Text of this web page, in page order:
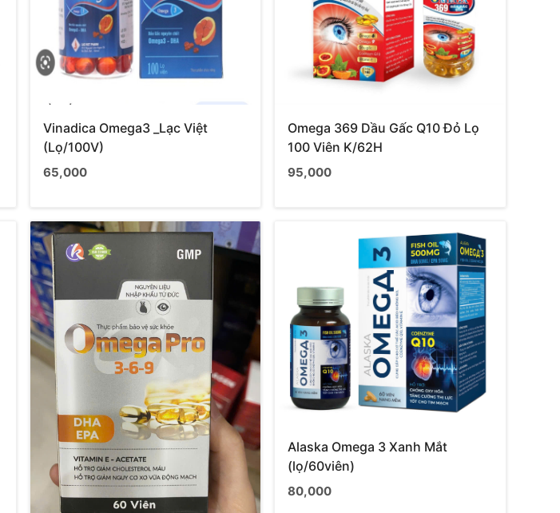
Vinadica Omega3 _Lạc Việt
(Lọ/100V)
65,000
Omega 369 Dầu Gấc Q10 Đỏ Lọ
100 Viên K/62H
95,000
Alaska Omega 3 Xanh Mắt
(lọ/60viên)
80,000